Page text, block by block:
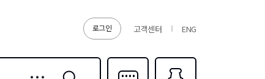
로그인 고객센터 ENG